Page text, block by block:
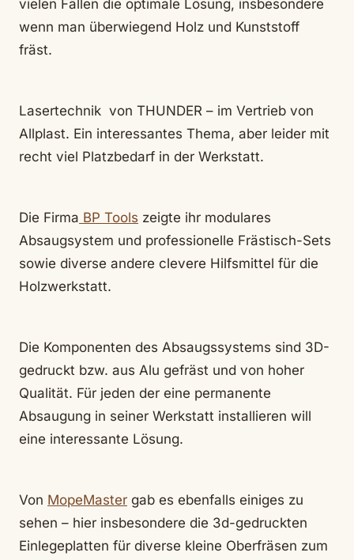
vielen Fällen die optimale Lösung, insbesondere
wenn man überwiegend Holz und Kunststoff
fräst.
Lasertechnik von THUNDER – im Vertrieb von
Allplast. Ein interessantes Thema, aber leider mit
recht viel Platzbedarf in der Werkstatt.
Die Firma BP Tools zeigte ihr modulares
Absaugsystem und professionelle Frästisch-Sets
sowie diverse andere clevere Hilfsmittel für die
Holzwerkstatt.
Die Komponenten des Absaugssystems sind 3D-
gedruckt bzw. aus Alu gefräst und von hoher
Qualität. Für jeden der eine permanente
Absaugung in seiner Werkstatt installieren will
eine interessante Lösung.
Von MopeMaster gab es ebenfalls einiges zu
sehen – hier insbesondere die 3d-gedruckten
Einlegeplatten für diverse kleine Oberfräsen zum